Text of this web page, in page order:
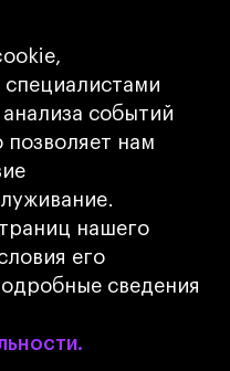
событий
позволяет нам
нашего
его
сведения
образовательной